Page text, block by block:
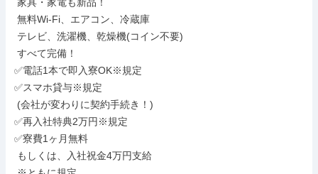
✅電話1本で即入寮OK※規定
✅スマホ貸与※規定
✅再入社特典2万円※規定
✅寮費1ヶ月無料